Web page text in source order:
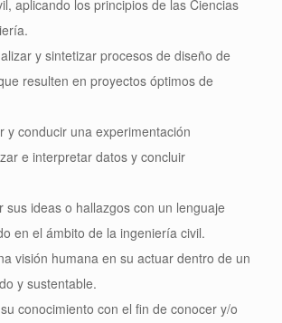
aplicando los principios de las Ciencias
y sintetizar procesos de diseño de
resulten en proyectos óptimos de
conducir una experimentación
e interpretar datos y concluir
ideas o hallazgos con un lenguaje
en el ámbito de la ingeniería civil.
humana en su actuar dentro de un
y sustentable.
conocimiento con el fin de conocer y/o